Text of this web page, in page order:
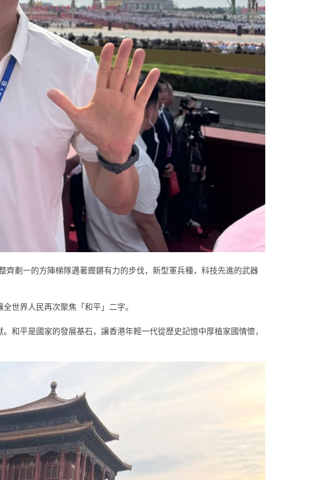
劃一的方陣梯隊邁著鏗鏘有力的步伐，新型軍兵種，科技先進的武器
世界人民再次聚焦「和平」二字。
和平是國家的發展基石，讓香港年輕一代從歷史記憶中厚植家國情懷，